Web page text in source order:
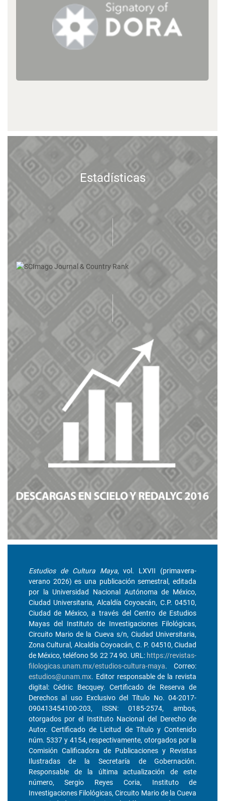
Estadísticas
Estudios de Cultura Maya, vol. LXVII (primavera-
verano 2026) es una publicación semestral, editada
por la Universidad Nacional Autónoma de México,
Ciudad Universitaria, Alcaldía Coyoacán, C.P. 04510,
Ciudad de México, a través del Centro de Estudios
Mayas del Instituto de Investigaciones Filológicas,
Circuito Mario de la Cueva s/n, Ciudad Universitaria,
Zona Cultural, Alcaldía Coyoacán, C. P. 04510, Ciudad
de México, teléfono 56 22 74 90. URL: https://revistas-
filologicas.unam.mx/estudios-cultura-maya. Correo:
estudios@unam.mx. Editor responsable de la revista
digital: Cédric Becquey. Certificado de Reserva de
Derechos al uso Exclusivo del Título No. 04-2017-
090413454100-203, ISSN: 0185-2574, ambos,
otorgados por el Instituto Nacional del Derecho de
Autor. Certificado de Licitud de Título y Contenido
núm. 5337 y 4154, respectivamente, otorgados por la
Comisión Calificadora de Publicaciones y Revistas
Ilustradas de la Secretaría de Gobernación.
Responsable de la última actualización de este
número, Sergio Reyes Coria, Instituto de
Investigaciones Filológicas, Circuito Mario de la Cueva